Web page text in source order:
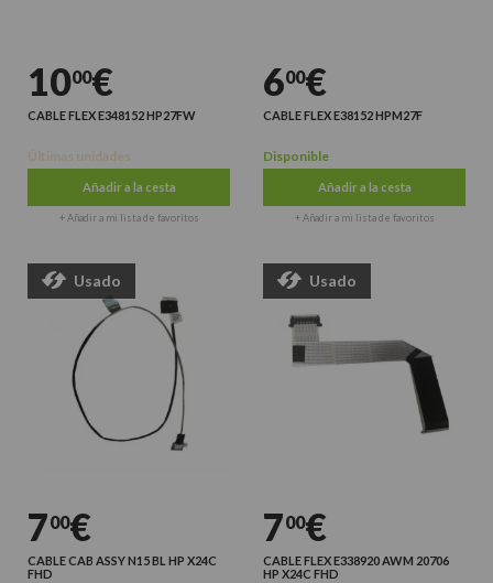
1000€
CABLE FLEX E348152 HP27FW
Últimas unidades
Añadir a la cesta
+ Añadir a mi lista de favoritos
600€
CABLE FLEX E38152 HPM27F
Disponible
Añadir a la cesta
+ Añadir a mi lista de favoritos
Usado
700€
CABLE CAB ASSY N15 BL HP X24C
FHD
Usado
700€
CABLE FLEX E338920 AWM 20706
HP X24C FHD